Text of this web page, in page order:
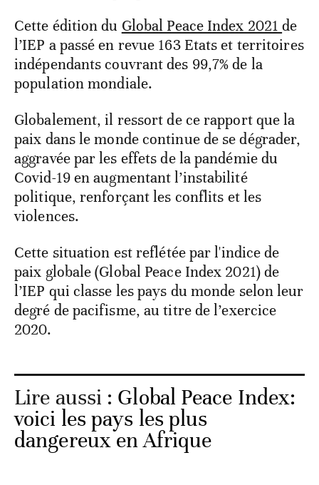
Cette édition du Global Peace Index 2021de
l’IEP a passé en revue 163 Etats et territoires
indépendants couvrant des 99,7% de la
population mondiale.
Globalement, il ressort de ce rapport que la
paix dans le monde continue de se dégrader,
aggravée par les effets de la pandémie du
Covid-19 en augmentant l’instabilité
politique, renforçant les conflits et les
violences.
Cette situation est reflétée par l'indice de
paix globale (Global Peace Index 2021) de
l’IEP qui classe les pays du monde selon leur
degré de pacifisme, au titre de l’exercice
2020.
Lire aussi : Global Peace Index:
voici les pays les plus
dangereux en Afrique